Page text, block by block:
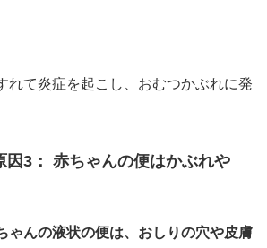
れて炎症を起こし、おむつかぶれに発
因3： 赤ちゃんの便はかぶれや
ゃんの液状の便は、おしりの穴や皮膚